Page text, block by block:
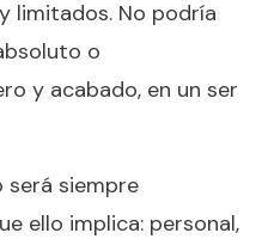
limitados. No podría
o
y acabado, en un ser
será siempre
ello implica: personal,